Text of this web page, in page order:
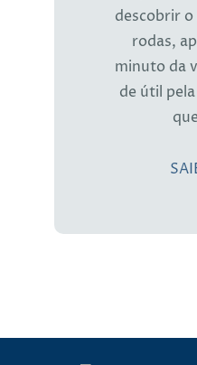
descobrir
rodas,
minuto da
de útil